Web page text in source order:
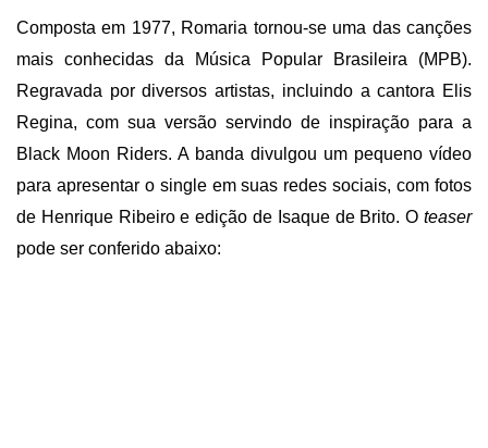
Composta em 1977, Romaria tornou-se uma das canções
mais conhecidas da Música Popular Brasileira (MPB).
Regravada por diversos artistas, incluindo a cantora Elis
Regina, com sua versão servindo de inspiração para a
Black Moon Riders. A banda divulgou um pequeno vídeo
para apresentar o single em suas redes sociais, com fotos
de Henrique Ribeiro e edição de Isaque de Brito. O teaser
pode ser conferido abaixo: